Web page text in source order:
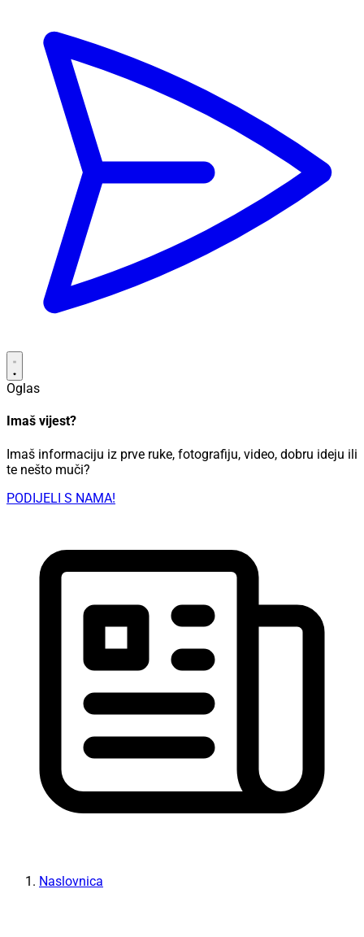
Oglas
Imaš vijest?
Imaš informaciju iz prve ruke, fotografiju, video, dobru ideju ili
te nešto muči?
PODIJELI S NAMA!
Naslovnica